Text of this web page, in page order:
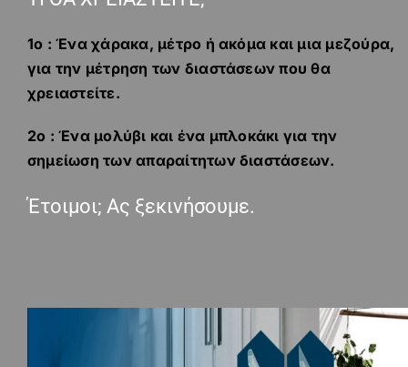
1ο : Ένα χάρακα, μέτρο ή ακόμα και μια μεζούρα,
για την μέτρηση των διαστάσεων που θα
χρειαστείτε.
2ο : Ένα μολύβι και ένα μπλοκάκι για την
σημείωση των απαραίτητων διαστάσεων.
Έτοιμοι; Ας ξεκινήσουμε.